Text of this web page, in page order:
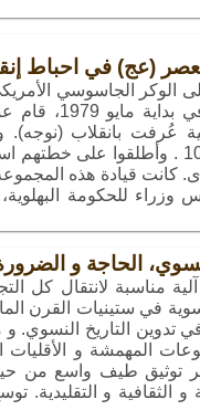
(عج) في احباط
حدث منطقة طبس
عُرفت بانقلاب (نوجه).
بانقلابهم في 10/7/1979 .
كانت قيادة هذه
وزراء للحكومة
الحاجة و
آلية مناسبة لانتقال كل
في ستينيات القرن
تدوين التاريخ النسوي. و
المهمشة و الأقليات
توثيق طيف واسع من
و الثقافية و التقليدية.